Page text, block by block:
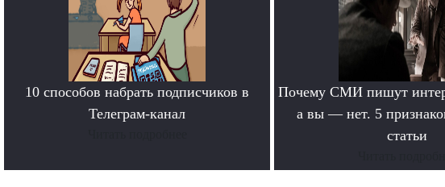
10 способов набрать подписчиков в
Телеграм-канал
Почему СМИ пишут
а вы — нет. 5
статьи